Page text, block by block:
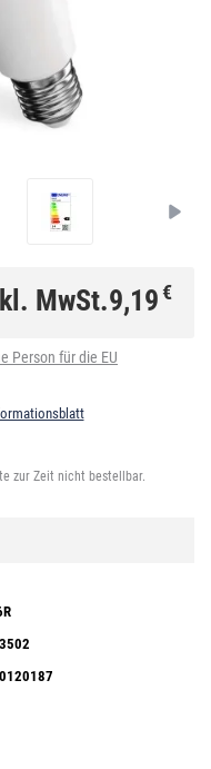
MwSt.9,19€
Person für die EU
zur Zeit nicht bestellbar.